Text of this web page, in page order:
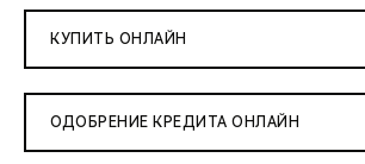
КУПИТЬ ОНЛАЙН
ОДОБРЕНИЕ КРЕДИТА ОНЛАЙН